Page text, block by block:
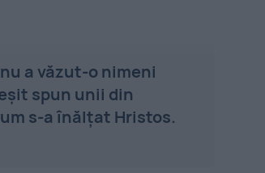
a văzut-o nimeni
spun unii din
s-a înălțat Hristos.